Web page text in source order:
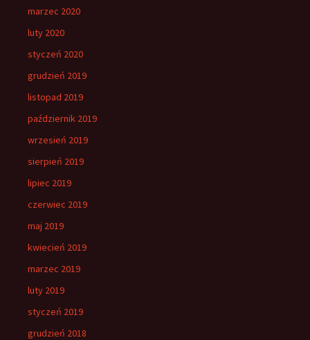
marzec 2020
luty 2020
styczeń 2020
grudzień 2019
listopad 2019
październik 2019
wrzesień 2019
sierpień 2019
lipiec 2019
czerwiec 2019
maj 2019
kwiecień 2019
marzec 2019
luty 2019
styczeń 2019
grudzień 2018